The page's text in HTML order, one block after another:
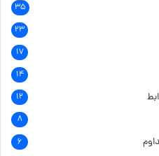
۳۵
۲۳
۱۷
۱۴
۱۲
۸
۶